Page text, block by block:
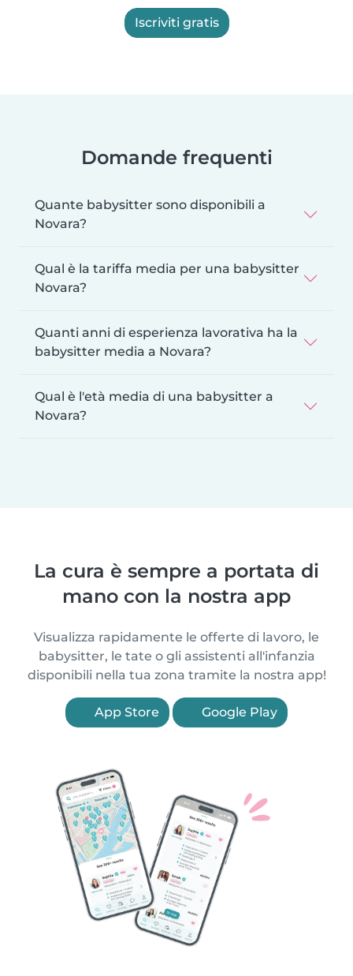
Iscriviti gratis
Domande frequenti
Quante babysitter sono disponibili a
Novara?
Qual è la tariffa media per una babysitter
Novara?
Quanti anni di esperienza lavorativa ha la
babysitter media a Novara?
Qual è l'età media di una babysitter a
Novara?
La cura è sempre a portata di
mano con la nostra app
Visualizza rapidamente le offerte di lavoro, le
babysitter, le tate o gli assistenti all'infanzia
disponibili nella tua zona tramite la nostra app!
App Store Google Play